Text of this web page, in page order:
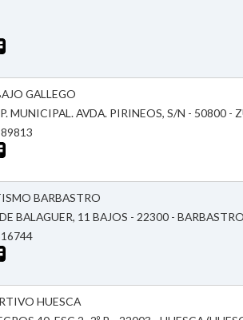
GALLEGO
MUNICIPAL. AVDA. PIRINEOS, S/N - 50800 -
BARBASTRO
BALAGUER, 11 BAJOS - 22300 -
HUESCA